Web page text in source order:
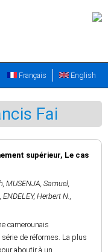
English
Français
Fai
supérieur, Le cas
, MUSENJA, Samuel,
, ENDELEY, Herbert N.,
camerounais
de réformes. La plus
aboutir à un